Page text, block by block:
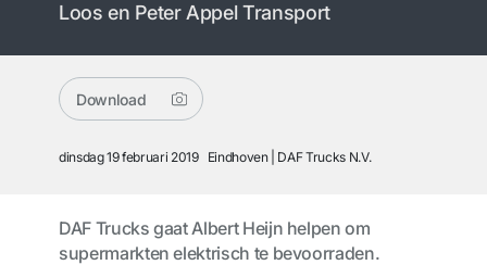
Loos en Peter Appel Transport
Download
dinsdag 19 februari 2019 Eindhoven DAF Trucks N.V.
DAF Trucks gaat Albert Heijn helpen om
supermarkten elektrisch te bevoorraden.